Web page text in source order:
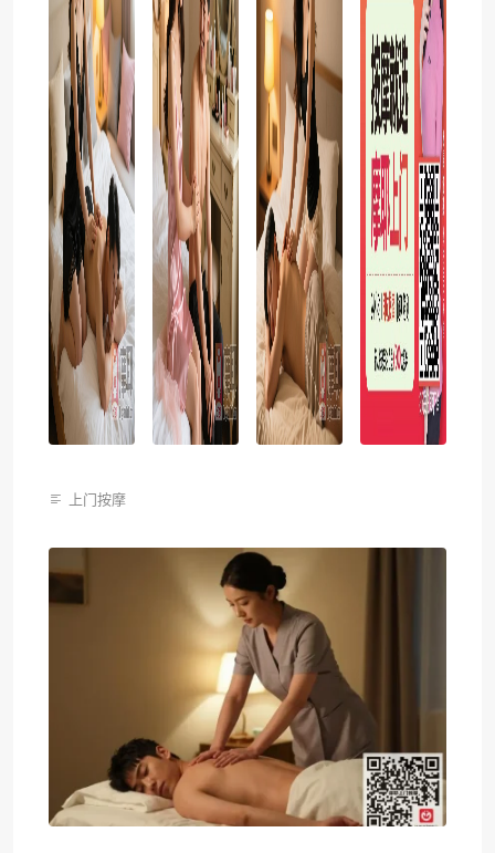
上门按摩